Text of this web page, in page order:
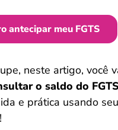
antecipar meu FGTS
neste artigo, você
o saldo do
e prática usando